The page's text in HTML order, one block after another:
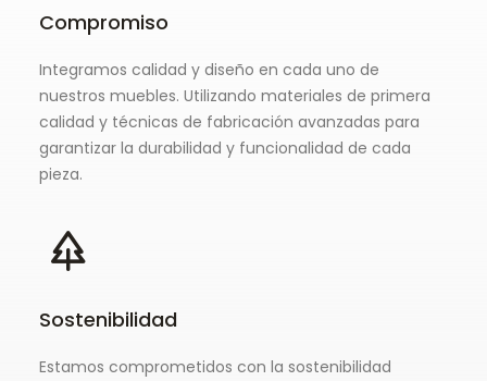
Compromiso
Integramos calidad y diseño en cada uno de
nuestros muebles. Utilizando materiales de primera
calidad y técnicas de fabricación avanzadas para
garantizar la durabilidad y funcionalidad de cada
pieza.
Sostenibilidad
Estamos comprometidos con la sostenibilidad